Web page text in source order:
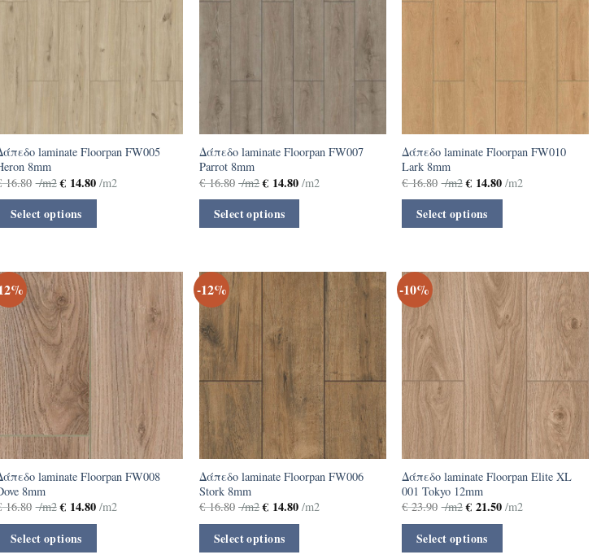
laminate Floorpan FW005
8mm
16.80 /m2 €14.80/m2
Select options
Δάπεδο laminate Floorpan FW007
Parrot 8mm
€16.80 /m2 € 14.80 /m2
Select options
Δάπεδο laminate Floorpan FW010
Lark 8mm
€16.80 /m2 €14.80/m2
Select options
laminate Floorpan FW008
8mm
16.80 /m2 €14.80/m2
Select options
-12%
Δάπεδο laminate Floorpan FW006
Stork 8mm
€16.80 /m2 € 14.80 /m2
Select options
-10%
Δάπεδο laminate Floorpan Elite XL
001 Tokyo 12mm
€23.90 /m2 €21.50/m2
Select options